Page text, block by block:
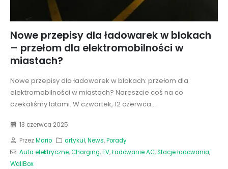
Nowe przepisy dla ładowarek w blokach
– przełom dla elektromobilności w
miastach?
Nowe przepisy dla ładowarek w blokach: przełom dla
elektromobilności w miastach? Nareszcie coś na co
czekaliśmy latami. W czwartek, 12 czerwca...
13 czerwca 2025
PrzezMario artykuł,News,Porady
Auta elektryczne,Charging,EV,Ładowanie AC,Stacje ładowania,
WallBox